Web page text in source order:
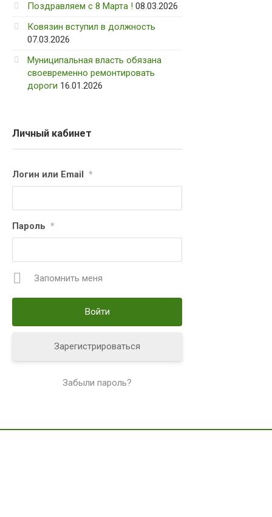
Поздравляем с 8 Марта ! 08.03.2026
Ковязин вступил в должность
07.03.2026
Муниципальная власть обязана
своевременно ремонтировать
дороги 16.01.2026
Личный кабинет
Логин или Email *
Пароль *
Запомнить меня
Зарегистрироваться
Забыли пароль?